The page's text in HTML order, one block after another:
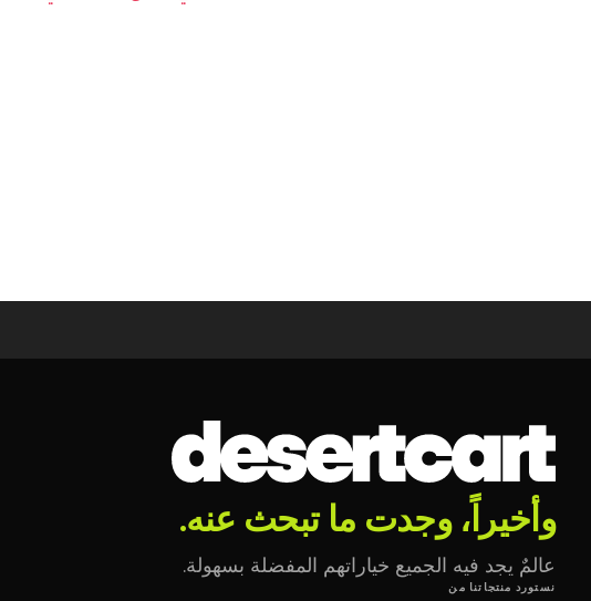
وأخيراً، وجدت ما تبحث عنه.
عالمٌ يجد فيه الجميع خياراتهم المفضلة بسهولة.
نستورد منتجاتنا من